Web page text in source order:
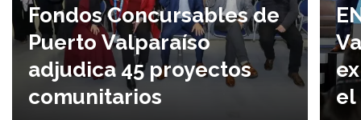
Fondos Concursables de
Puerto Valparaíso
adjudica 45 proyectos
comunitarios
el